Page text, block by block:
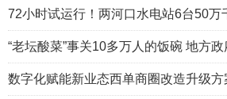
72小时试运行！两河口水电站6台50万
“老坛酸菜”事关10多万人的饭碗 地方
数字化赋能新业态西单商圈改造升级